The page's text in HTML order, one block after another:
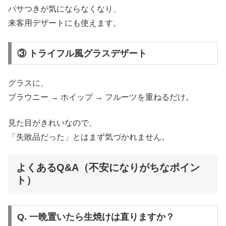
パサつきが気にならなくなり、
来客用デザートにも使えます。
③ トライフル風グラスデザート
グラスに、
ブラウニー → ホイップ → フルーツを重ねるだけ。
見た目がきれいなので、
「失敗品だった」とはまず気づかれません。
よくあるQ&A（不安になりがちなポイン
ト）
Q. 一晩置いたら生焼けは直りますか？